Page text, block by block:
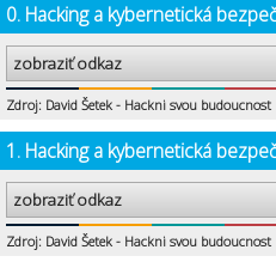
0. Hacking a kybernetická
zobraziť odkaz
Zdroj: David Šetek - Hackni svou budoucnost
1. Hacking a kybernetická
zobraziť odkaz
Zdroj: David Šetek - Hackni svou budoucnost